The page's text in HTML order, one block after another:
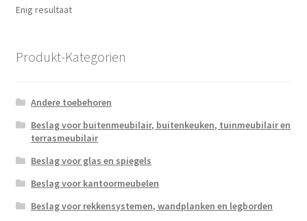
Enig resultaat
Produkt-Kategorien
Andere toebehoren
Beslag voor buitenmeubilair, buitenkeuken, tuinmeubilair en
terrasmeubilair
Beslag voor glas en spiegels
Beslag voor kantoormeubelen
Beslag voor rekkensystemen, wandplanken en legborden